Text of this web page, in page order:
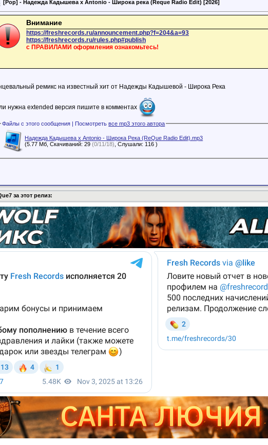
[Pop] - Надежда Кадышева x Antonio - Широка река (Reque Radio Edit) [2026]
Внимание
https://freshrecords.ru/announcement.php?f=204&a=93
https://freshrecords.ru/rules.php#publish
с ПРАВИЛАМИ оформления ознакомьтесь!
ремикс на известный хит от Надежды Кадышевой - Широка Река
нужна extended версия пишите в комментах
Файлы с этого сообщения | Посмотретьвсе mp3 этого автора
Надежда Кадышева x Antonio - Широка Река (ReQue Radio Edit).mp3
(5.77 Мб, Скачиваний: 29(0/11/18) , Слушали: 116 )
за этот релиз: